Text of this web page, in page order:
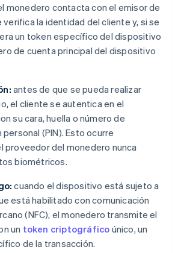
monedero contacta con el emisor de
verifica la identidad del cliente y, si se
un token específico del dispositivo
de cuenta principal del dispositivo
antes de que se pueda realizar
el cliente se autentica en el
su cara, huella o número de
(PIN). Esto ocurre
proveedor del monedero nunca
biométricos.
cuando el dispositivo está sujeto a
está habilitado con comunicación
(NFC), el monedero transmite el
un token criptográfico único, un
de la transacción.